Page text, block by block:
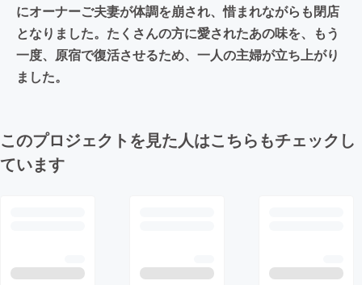
にオーナーご夫妻が体調を崩され、惜まれながらも閉店
となりました。たくさんの方に愛されたあの味を、もう
一度、原宿で復活させるため、一人の主婦が立ち上がり
ました。
このプロジェクトを見た人はこちらもチェックし
ています